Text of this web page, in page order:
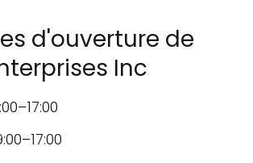
d'ouverture de
Inc